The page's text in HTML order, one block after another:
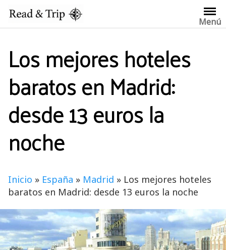
contenido
Menú
Los mejores hoteles
baratos en Madrid:
desde 13 euros la
noche
Inicio » España » Madrid » Los mejores hoteles
baratos en Madrid: desde 13 euros la noche